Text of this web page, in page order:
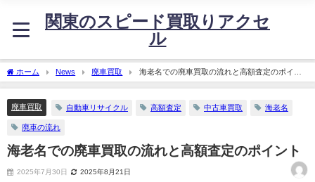
関東のスピード買取りアクセ
ル
ホーム News 廃車買取
海老名での廃車買取の流れと高額査定のポイン
ト
廃車買取 自動車リサイクル 高額査定 中古車買取 海老名
廃車の流れ
海老名での廃車買取の流れと高額査定のポイント
2025年7月30日 2025年8月21日